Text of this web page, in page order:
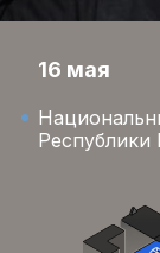
16 мая
Республики